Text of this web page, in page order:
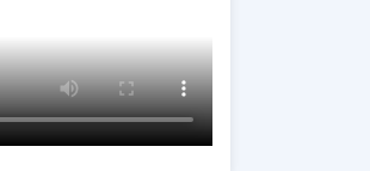
پزشکی
ترانزیشن
پلیر موزیک
تیزر تبلیغاتی